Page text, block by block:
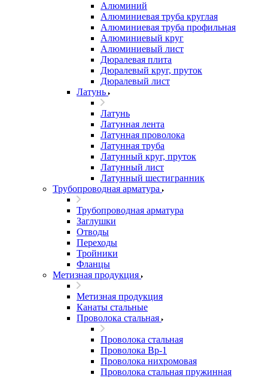
Алюминий
Алюминиевая труба круглая
Алюминиевая труба профильная
Алюминиевый круг
Алюминиевый лист
Дюралевая плита
Дюралевый круг, пруток
Дюралевый лист
Латунь
Латунь
Латунная лента
Латунная проволока
Латунная труба
Латунный круг, пруток
Латунный лист
Латунный шестигранник
Трубопроводная арматура
Трубопроводная арматура
Заглушки
Отводы
Переходы
Тройники
Фланцы
Метизная продукция
Метизная продукция
Канаты стальные
Проволока стальная
Проволока стальная
Проволока Вр-1
Проволока нихромовая
Проволока стальная пружинная